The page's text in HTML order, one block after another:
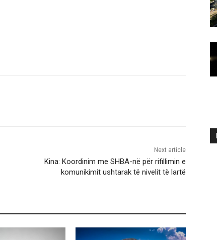
Next article
Kina: Koordinim me SHBA-në për rifillimin e
komunikimit ushtarak të nivelit të lartë